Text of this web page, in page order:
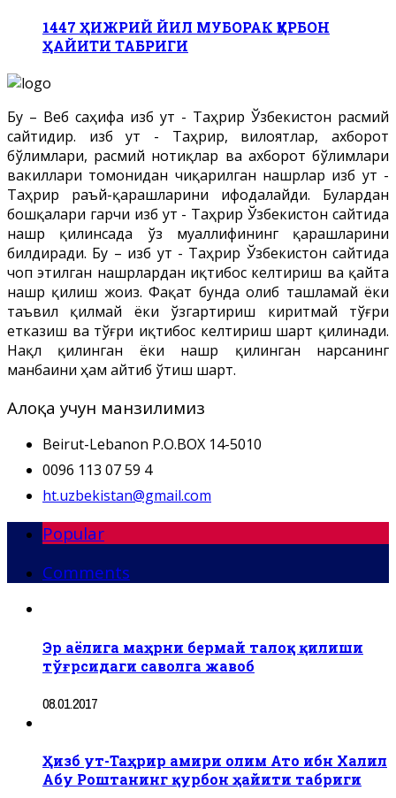
1447 ҲИЖРИЙ ЙИЛ МУБОРАК ҚУРБОН
ҲАЙИТИ ТАБРИГИ
Бу – Веб саҳифа Ҳизб ут - Таҳрир Ўзбекистон расмий
сайтидир. Ҳизб ут - Таҳрир, вилоятлар, ахборот
бўлимлари, расмий нотиқлар ва ахборот бўлимлари
вакиллари томонидан чиқарилган нашрлар Ҳизб ут -
Таҳрир раъй-қарашларини ифодалайди. Булардан
бошқалари гарчи Ҳизб ут - Таҳрир Ўзбекистон сайтида
нашр қилинсада ўз муаллифининг қарашларини
билдиради. Бу – Ҳизб ут - Таҳрир Ўзбекистон сайтида
чоп этилган нашрлардан иқтибос келтириш ва қайта
нашр қилиш жоиз. Фақат бунда олиб ташламай ёки
таъвил қилмай ёки ўзгартириш киритмай тўғри
етказиш ва тўғри иқтибос келтириш шарт қилинади.
Нақл қилинган ёки нашр қилинган нарсанинг
манбаини ҳам айтиб ўтиш шарт.
Алоқа учун манзилимиз
Beirut-Lebanon P.O.BOX 14-5010
0096 113 07 59 4
ht.uzbekistan@gmail.com
Popular
Comments
Эр аёлига маҳрни бермай талоқ қилиши
тўғрсидаги саволга жавоб
08.01.2017
Ҳизб ут-Таҳрир амири олим Ато ибн Халил
Абу Роштанинг қурбон ҳайити табриги